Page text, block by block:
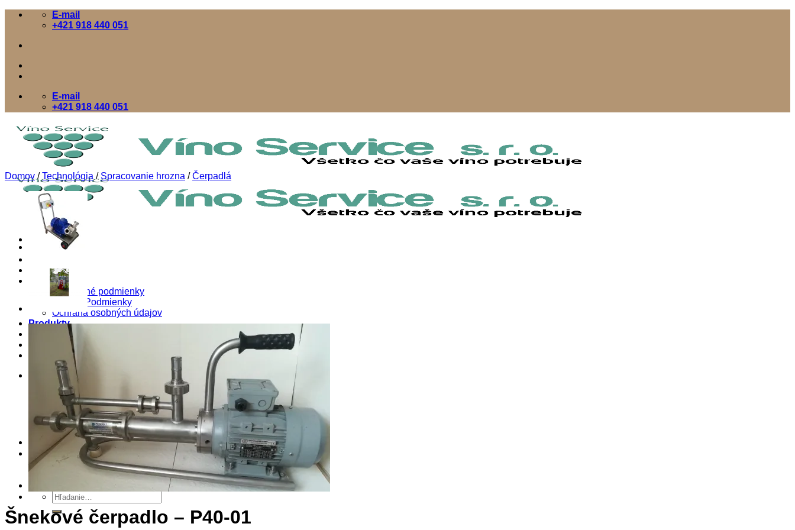
Skip
E-mail
+421 918 440 051
E-mail
+421 918 440 051
E-SHOP
O nás
Obchodné podmienky
Pravné Podmienky
Ochrana osobných údajov
Produkty
0
Žiadne produkty v košíku.
Hľadať:
Hľadať:
Domov / Technológia / Spracovanie hrozna / Čerpadlá
Šnekové čerpadlo – P40-01